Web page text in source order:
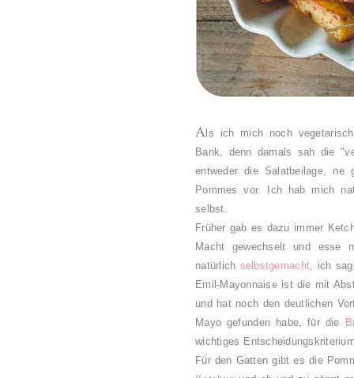
A ls ich mich noch
Bank, denn damals sah die
entweder die Salatbeilage, ne
Pommes vor. Ich hab mich
selbst.
Früher gab es dazu immer
Macht gewechselt und esse
natürlich selbstgemacht, ich
Emil-Mayonnaise ist die mit
und hat noch den deutlichen
Mayo gefunden habe, für die
wichtiges
Für den Gatten gibt es die